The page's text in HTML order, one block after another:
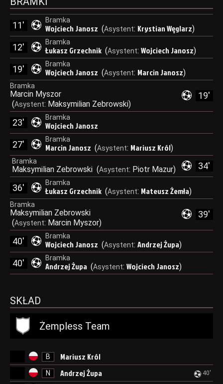
Bramka
Wojciech Janosz (Asystent: Krystian Węglarz)
11'
Bramka
Łukasz Grzechnik (Asystent: Wojciech Janosz)
12'
Bramka
Wojciech Janosz (Asystent: Marcin Janosz)
19'
19'
Bramka
Marcin Myszor
(Asystent: Maksymilian Zebrowski)
Bramka
Wojciech Janosz
23'
Bramka
Marcin Janosz (Asystent: Mariusz Król)
27'
34'
Bramka
Maksymilian Zebrowski (Asystent: Piotr Mazur)
Bramka
Łukasz Grzechnik (Asystent: Mateusz Żemła)
36'
39'
Bramka
Maksymilian Zebrowski
(Asystent: Marcin Myszor)
Bramka
Wojciech Janosz (Asystent: Andrzej Żupa)
40'
Bramka
Andrzej Żupa (Asystent: Wojciech Janosz)
40'
SKŁAD
Żempless Team
B Mariusz Król
N Andrzej Żupa 40'